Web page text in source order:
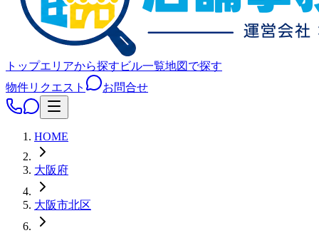
トップエリアから探す ビル一覧地図で探す
物件リクエスト
お問合せ
HOME
大阪府
大阪市北区